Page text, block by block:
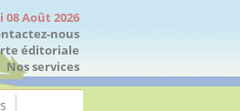
08 Août 2026
nous
éditoriale
Nos services